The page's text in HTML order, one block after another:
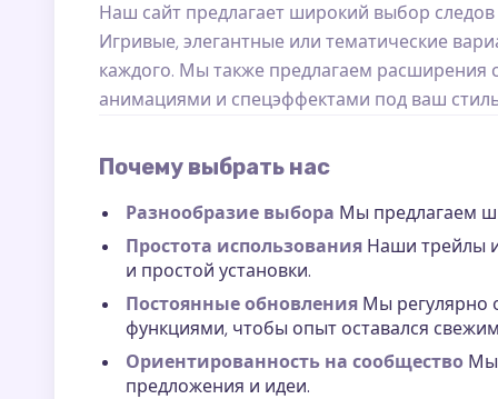
Наш сайт предлагает широкий выбор следов
Игривые, элегантные или тематические
каждого. Мы также предлагаем расширения
анимациями и спецэффектами под ваш
Почему выбрать нас
Разнообразие выбора Мы предлагаем
Простота использования Наши трейлы
и простой установки.
Постоянные обновления Мы регулярно
функциями, чтобы опыт оставался
Ориентированность на сообщество Мы
предложения и идеи.